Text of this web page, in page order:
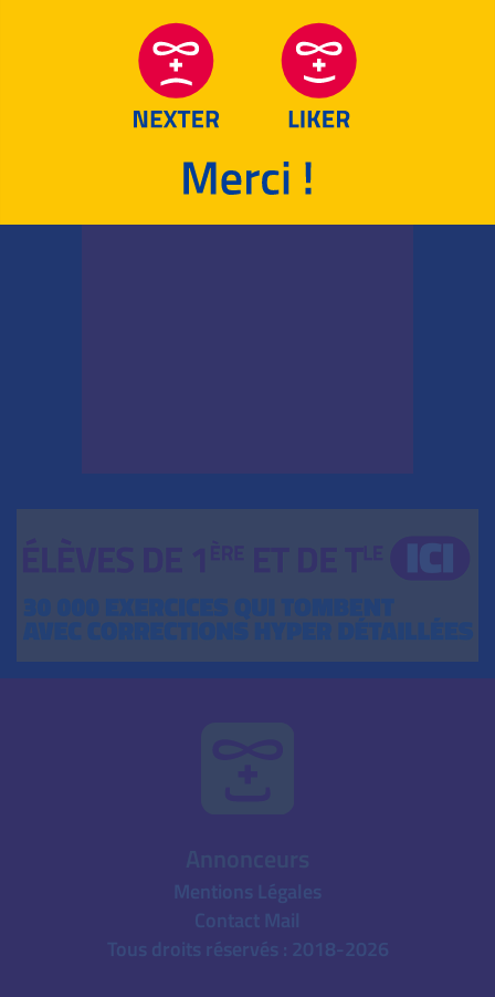
Mentions Légales
Contact Mail
Tous droits réservés : 2018-2026